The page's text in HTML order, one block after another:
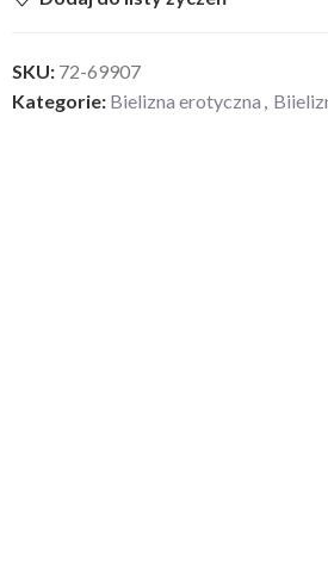
SKU: 72-69907
Kategorie: Bielizna erotyczna ,